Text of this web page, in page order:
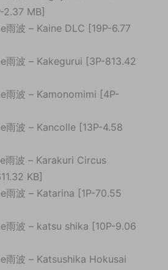
2.37 MB]
雨波 – Kaine DLC [19P-6.77
雨波 – Kakegurui [3P-813.42
雨波 – Kamonomimi [4P-
雨波 – Kancolle [13P-4.58
雨波 – Karakuri Circus
KB]
雨波 – Katarina [1P-70.55
雨波 – katsu shika [10P-9.06
雨波 – Katsushika Hokusai